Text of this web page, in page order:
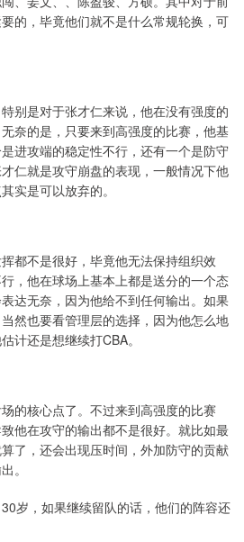
的，毕竟他们就不是什么常规轮换，可
别是对于张才仁来说，他在没有强度的
奈的是，只要来到高强度的比赛，他基
进攻端的稳定性不行，还有一个是防守
仁就是攻守崩盘的表现，一般情况下他
实是可以放弃的。
都不是很好，毕竟他无法保持组织效
，他在球场上基本上都是送分的一个态
达无奈，因为他给不到任何输出。如果
然也要看管理层的选择，因为他怎么地
计还是想继续打CBA。
的核心点了。不过来到高强度的比赛
他在攻守的输出都不是很好。就比如最
了，还会出现压时间，外加防守的贡献
。
岁，如果继续留队的话，他们的阵容还